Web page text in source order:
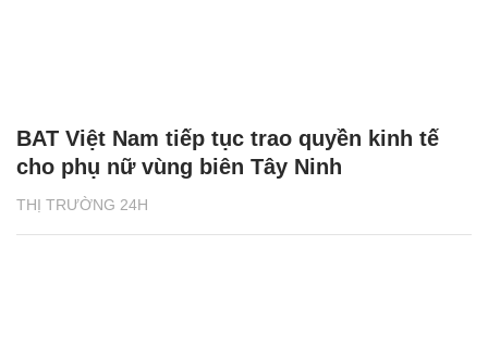
THỊ TRƯỜNG 24H
BAT Việt Nam tiếp tục trao quyền kinh tế
cho phụ nữ vùng biên Tây Ninh